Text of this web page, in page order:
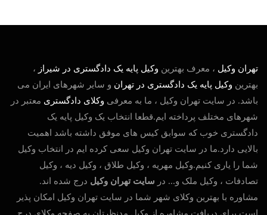
تهران وکیل ، معرف بهترین وکیل پایه یک دادگستری در شیراز ،
بهترین وکیل پایه یک دادگستری در تهران و سایر شهرهای ایران می
باشد. در سایت تهران وکیل ، ما به معرفی وکلای دادگستری معتبر در
شهرهای مختلف پرداخته ایم.قطعا انتخاب یک وکیل پایه یک
دادگستری خوب که سوابق کیس های موفق داشته باشد اهمیت
بالایی دارد.ما در سایت تهران وکیل سعی کرده ایم در انتخاب وکیل
شما را یاری کنیم.وکیل مهریه ، وکیل طلاق ، وکیل دیه ، وکیل
تصادفات ، وکیل ملک و... در سایت تهران وکیل درج شده اند.
مشاوره با بهترین وکلای شهر شما در سایت تهران وکیل امکان پذیر